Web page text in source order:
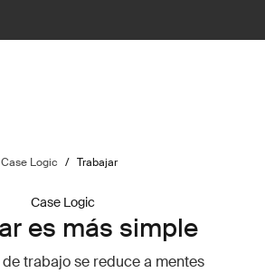
Logic / Trabajar
Case Logic
es más simple
trabajo se reduce a mentes